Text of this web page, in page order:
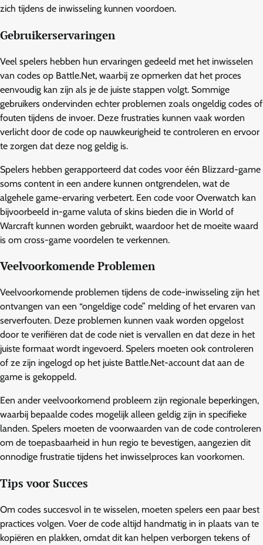
zich tijdens de inwisseling kunnen voordoen.
Gebruikerservaringen
Veel spelers hebben hun ervaringen gedeeld met het inwisselen
van codes op Battle.Net, waarbij ze opmerken dat het proces
eenvoudig kan zijn als je de juiste stappen volgt. Sommige
gebruikers ondervinden echter problemen zoals ongeldig codes of
fouten tijdens de invoer. Deze frustraties kunnen vaak worden
verlicht door de code op nauwkeurigheid te controleren en ervoor
te zorgen dat deze nog geldig is.
Spelers hebben gerapporteerd dat codes voor één Blizzard-game
soms content in een andere kunnen ontgrendelen, wat de
algehele game-ervaring verbetert. Een code voor Overwatch kan
bijvoorbeeld in-game valuta of skins bieden die in World of
Warcraft kunnen worden gebruikt, waardoor het de moeite waard
is om cross-game voordelen te verkennen.
Veelvoorkomende Problemen
Veelvoorkomende problemen tijdens de code-inwisseling zijn het
ontvangen van een “ongeldige code” melding of het ervaren van
serverfouten. Deze problemen kunnen vaak worden opgelost
door te verifiëren dat de code niet is vervallen en dat deze in het
juiste formaat wordt ingevoerd. Spelers moeten ook controleren
of ze zijn ingelogd op het juiste Battle.Net-account dat aan de
game is gekoppeld.
Een ander veelvoorkomend probleem zijn regionale beperkingen,
waarbij bepaalde codes mogelijk alleen geldig zijn in specifieke
landen. Spelers moeten de voorwaarden van de code controleren
om de toepasbaarheid in hun regio te bevestigen, aangezien dit
onnodige frustratie tijdens het inwisselproces kan voorkomen.
Tips voor Succes
Om codes succesvol in te wisselen, moeten spelers een paar best
practices volgen. Voer de code altijd handmatig in in plaats van te
kopiëren en plakken, omdat dit kan helpen verborgen tekens of